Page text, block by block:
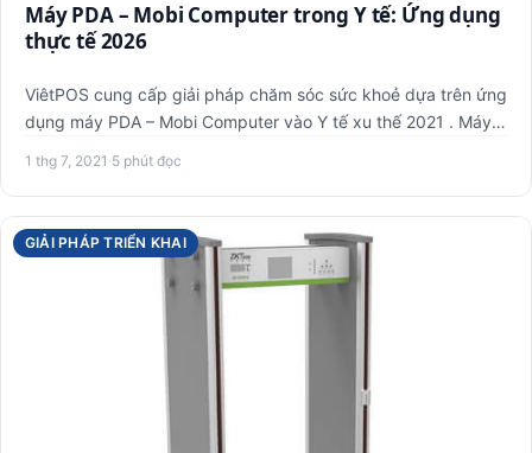
Máy PDA – Mobi Computer trong Y tế: Ứng dụng
thực tế 2026
ViêtPOS cung cấp giải pháp chăm sóc sức khoẻ dựa trên ứng
dụng máy PDA – Mobi Computer vào Y tế xu thế 2021 . Máy
1 thg 7, 2021 ·5 phút đọc
GIẢI PHÁP TRIỂN KHAI